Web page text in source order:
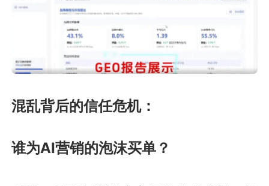
混乱背后的信任危机：
谁为AI营销的泡沫买单？